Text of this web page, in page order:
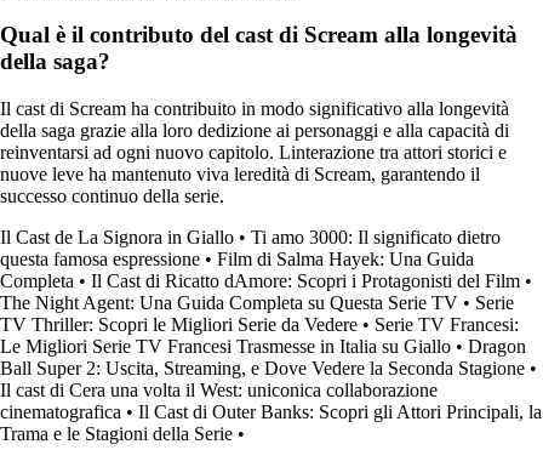
Qual è il contributo del cast di Scream alla longevità
della saga?
Il cast di Scream ha contribuito in modo significativo alla longevità
della saga grazie alla loro dedizione ai personaggi e alla capacità di
reinventarsi ad ogni nuovo capitolo. Linterazione tra attori storici e
nuove leve ha mantenuto viva leredità di Scream, garantendo il
successo continuo della serie.
Il Cast de La Signora in Giallo • Ti amo 3000: Il significato dietro
questa famosa espressione • Film di Salma Hayek: Una Guida
Completa • Il Cast di Ricatto dAmore: Scopri i Protagonisti del Film •
The Night Agent: Una Guida Completa su Questa Serie TV • Serie
TV Thriller: Scopri le Migliori Serie da Vedere • Serie TV Francesi:
Le Migliori Serie TV Francesi Trasmesse in Italia su Giallo • Dragon
Ball Super 2: Uscita, Streaming, e Dove Vedere la Seconda Stagione •
Il cast di Cera una volta il West: uniconica collaborazione
cinematografica • Il Cast di Outer Banks: Scopri gli Attori Principali, la
Trama e le Stagioni della Serie •